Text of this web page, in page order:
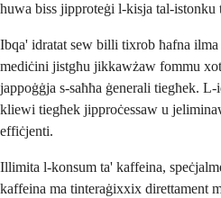
huwa biss jipproteġi l-kisja tal-
Ibqa' idratat sew billi tixrob ħafna
mediċini jistgħu jikkawżaw fommu
jappoġġja s-saħħa ġenerali tiegħek.
kliewi tiegħek jipproċessaw u
effiċjenti.
Illimita l-konsum ta' kaffeina,
kaffeina ma tinteraġixxix direttament